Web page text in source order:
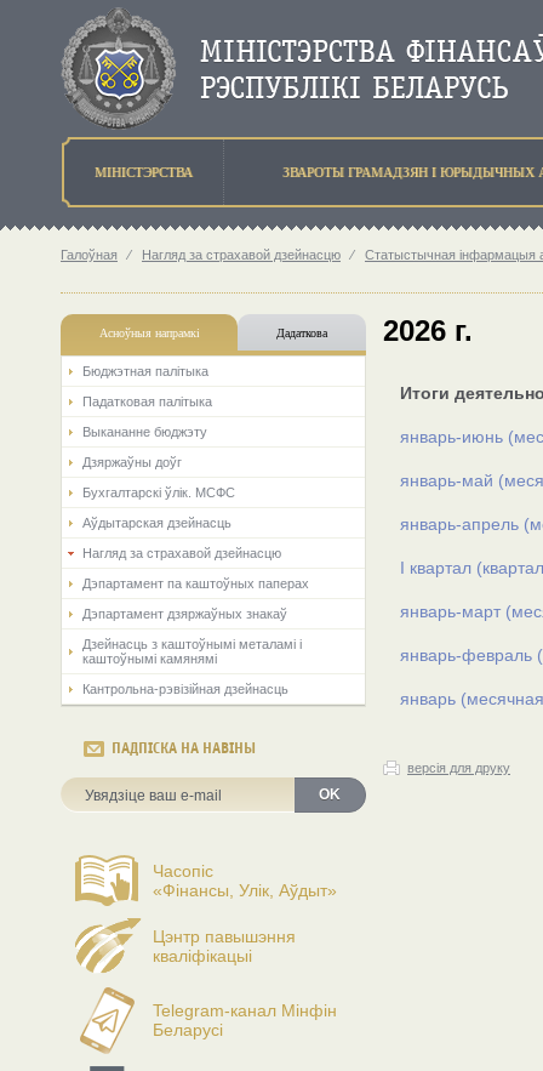
МIНIСТЭРСТВА ЗВАРОТЫ ГРАМАДЗЯН I ЮРЫДЫЧНЫХ
Галоўная ⁄ Нагляд за страхавой дзейнасцю ⁄ Статыстычная інфармацыя
Асноўныя напрамкi Дадаткова
Бюджэтная палiтыка
Падатковая палітыка
Выкананне бюджэту
Дзяржаўны доўг
Бухгалтарскі ўлік. МСФС
Аўдытарская дзейнасць
Нагляд за страхавой дзейнасцю
Дэпартамент па каштоўных паперах
Дэпартамент дзяржаўных знакаў
Дзейнасць з каштоўнымі металамі і
каштоўнымі камянямі
Кантрольна-рэвізійная дзейнасць
ПАДПІСКА НА НАВІНЫ
OK
Часопіс
«Фінансы, Улік, Аўдыт»
Цэнтр павышэння
кваліфікацыі
Telegram-канал Мінфін
Беларусі
2026 г.
Итоги
январь-июнь
январь-май
январь-апрель
I квартал
январь-март
январь-февраль
январь
версія для друку